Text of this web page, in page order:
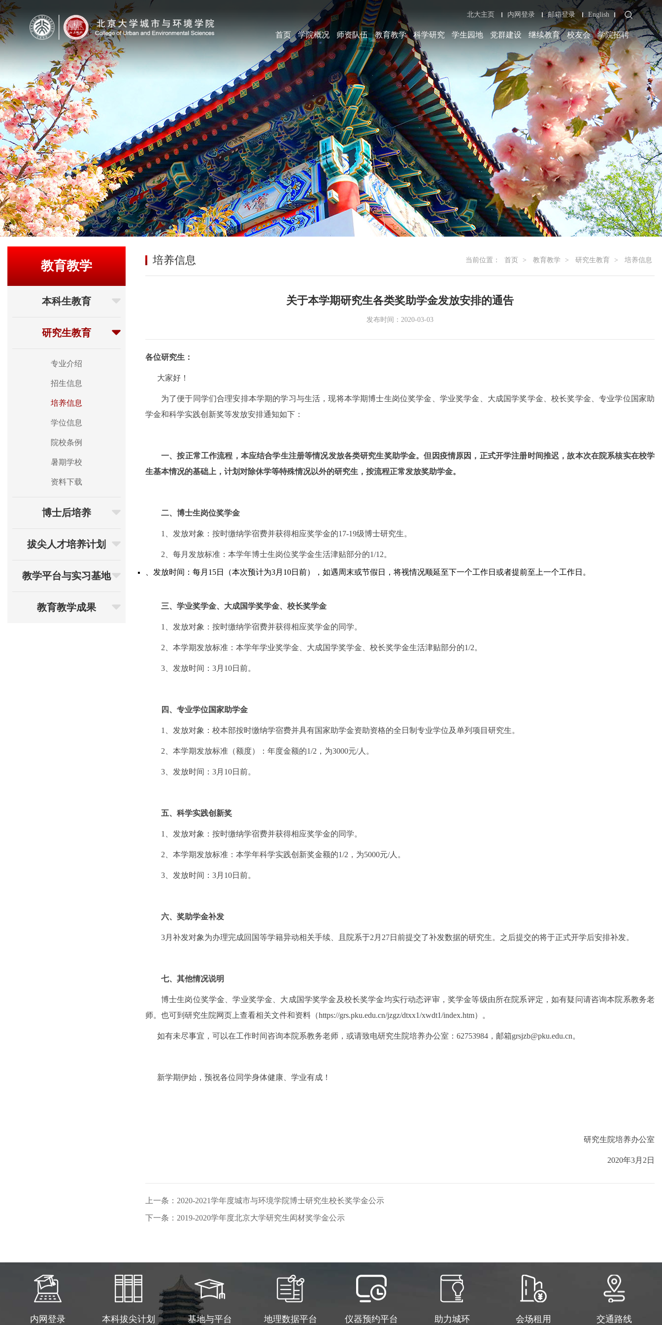
北大主页 内网登录 邮箱登录 English
首页 学院概况 师资队伍 教育教学 科学研究 学生园地 党群建设 继续教育 校友会 学院招聘
教育教学
本科生教育
研究生教育
专业介绍
招生信息
培养信息
学位信息
院校条例
暑期学校
资料下载
博士后培养
拔尖人才培养计划
教学平台与实习基地
教育教学成果
培养信息 当前位置： 首页 > 教育教学 > 研究生教育 > 培养信息
关于本学期研究生各类奖助学金发放安排的通告
发布时间：2020-03-03
各位研究生：
大家好！
为了便于同学们合理安排本学期的学习与生活，现将本学期博士生岗位奖学金、学业奖学金、大成国学奖学金、校长奖学金、专业学位国家助
学金和科学实践创新奖等发放安排通知如下：
一、按正常工作流程，本应结合学生注册等情况发放各类研究生奖助学金。但因疫情原因，正式开学注册时间推迟，故本次在院系核实在校学
生基本情况的基础上，计划对除休学等特殊情况以外的研究生，按流程正常发放奖助学金。
二、博士生岗位奖学金
1 、发放对象：按时缴纳学宿费并获得相应奖学金的17-19级博士研究生。
2 、每月发放标准：本学年博士生岗位奖学金生活津贴部分的1/12。
、发放时间：每月 15日（本次预计为3月 10日前），如遇周末或节假日，将视情况顺延至下一个工作日或者提前至上一个工作日。
三、学业奖学金、大成国学奖学金、校长奖学金
1 、发放对象：按时缴纳学宿费并获得相应奖学金的同学。
2 、本学期发放标准：本学年学业奖学金、大成国学奖学金、校长奖学金生活津贴部分的1/2。
3 、发放时间： 3月 10日前。
四、专业学位国家助学金
1 发放对象：校本部按时缴纳学宿费并具有国家助学金资助资格的全日制专业学位及单列项目研究生。
2 、本学期发放标准（额度）：年度金额的1/2 ，为3000元/人。
3 、发放时间： 3月 10日前。
五、科学实践创新奖
1 、发放对象：按时缴纳学宿费并获得相应奖学金的同学。
2 、本学期发放标准：本学年科学实践创新奖金额的1/2 ，为5000元/人。
3 、发放时间： 3月 10日前。
六、奖助学金补发
3月补发对象为办理完成回国等学籍异动相关手续、且院系于2 月 27日前提交了补发数据的研究生。之后提交的将于正式开学后安排补发。
七、其他情况说明
博士生岗位奖学金、学业奖学金、大成国学奖学金及校长奖学金均实行动态评审，奖学金等级由所在院系评定，如有疑问请咨询本院系教务老
师。也可到研究生院网页上查看相关文件和资料（https://grs.pku.edu.cn/jzgz/dtxx1/xwdt1/index.htm）。
如有未尽事宜，可以在工作时间咨询本院系教务老师，或请致电研究生院培养办公室： 62753984 ，邮箱grsjzb@pku.edu.cn。
新学期伊始，预祝各位同学身体健康、学业有成！
研究生院培养办公室
2020年3月 2 日
上一条：2020-2021学年度城市与环境学院博士研究生校长奖学金公示
下一条：2019-2020学年度北京大学研究生闳材奖学金公示
内网登录 本科拔尖计划 基地与平台 地理数据平台 仪器预约平台 助力城环 会场租用 交通路线